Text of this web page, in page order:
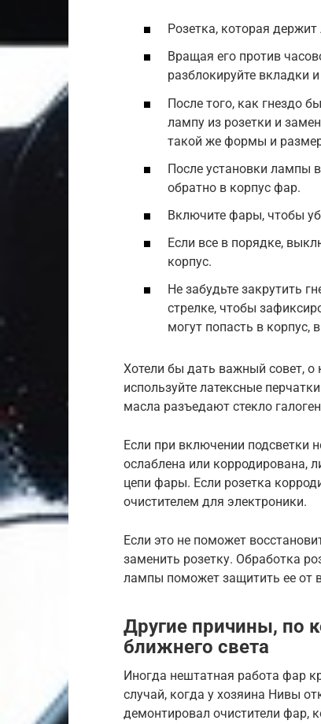
Розетка, которая
Вращая его против
разблокируйте вкладки
После того, как гнездо
лампу из розетки и
такой же формы и
После установки лампы
обратно в корпус фар.
Включите фары, чтобы
Если все в порядке,
корпус.
Не забудьте закрутить
стрелке, чтобы
могут попасть в корпус,
Хотели бы дать важный совет,
используйте латексные
масла разъедают стекло
Если при включении подсветки
ослаблена или корродирована,
цепи фары. Если розетка
очистителем для электроники.
Если это не поможет
заменить розетку. Обработка
лампы поможет защитить ее от
Другие причины, по
ближнего света
Иногда нештатная работа фар
случай, когда у хозяина Нивы
демонтировал очистители фар,